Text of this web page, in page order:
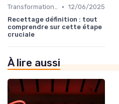
Transformation digitale des ventes • 12/06/2025
Recettage définition : tout
comprendre sur cette étape
cruciale
À lire aussi